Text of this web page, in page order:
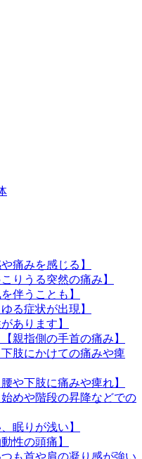
痛みを感じる】
りうる突然の痛み】
伴うことも】
る症状が出現】
あります】
親指側の手首の痛み】
肢にかけての痛みや痺
や下肢に痛みや痺れ】
めや階段の昇降などでの
眠りが浅い】
性の頭痛】
も首や肩の凝り感が強い